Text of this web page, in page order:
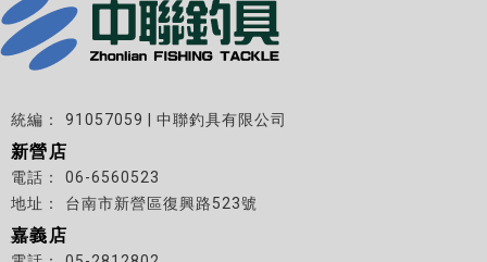
91057059 | 中聯釣具有限公司
新營店
06-6560523
台南市新營區復興路523號
嘉義店